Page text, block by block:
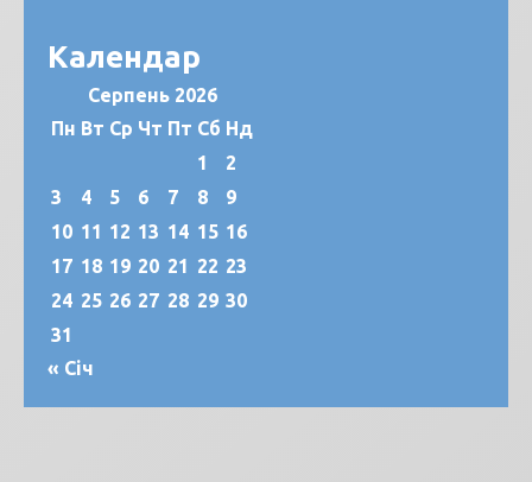
Календар
Серпень 2026
Пн Вт Ср Чт Пт Сб Нд
1
2
3
4 5 6 7 8
9
10 11 12 13 14 15 16
17 18 19 20 21 22 23
24 25 26 27 28 29 30
31
« Січ